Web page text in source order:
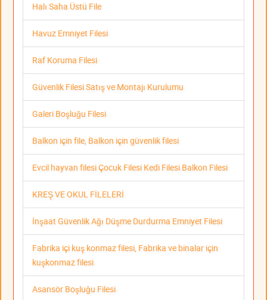
Halı Saha Üstü File
Havuz Emniyet Filesi
Raf Koruma Filesi
Güvenlik Filesi Satış ve Montajı Kurulumu
Galeri Boşluğu Filesi
Balkon için file, Balkon için güvenlik filesi
Evcil hayvan filesi Çocuk Filesi Kedi Filesi Balkon Filesi
KREŞ VE OKUL FİLELERİ
İnşaat Güvenlik Ağı Düşme Durdurma Emniyet Filesi
Fabrika içi kuş konmaz filesi, Fabrika ve binalar için
kuşkonmaz filesi
Asansör Boşluğu Filesi